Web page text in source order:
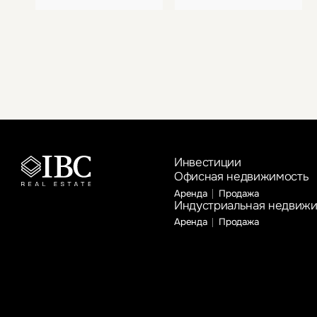
Инвестиции
Офисная недвижимость
Аренда Продажа
Индустриальная
Аренда Продажа